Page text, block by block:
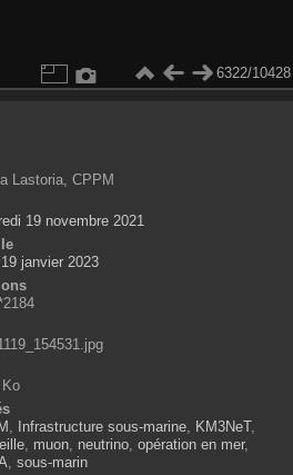
6322/10428
Lastoria, CPPM
19 novembre 2021
janvier 2023
Infrastructure sous-marine, KM3NeT,
, muon, neutrino, opération en mer,
sous-marin